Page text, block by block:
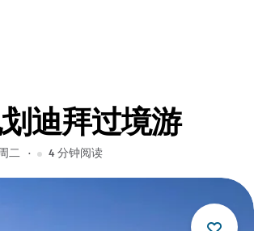
迪拜过境游
二 4分钟阅读